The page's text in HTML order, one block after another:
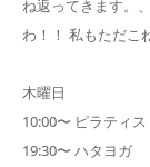
ね返ってきます。
わ！！ 私もただこ
木曜日
10:00〜 ピラティス
19:30〜 ハタヨガ